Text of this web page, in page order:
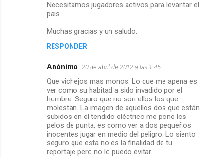
Necesitamos jugadores activos para levantar el
pais.
Muchas gracias y un saludo.
RESPONDER
Anónimo 20 de abril de 2012 a las 1:45
Que vichejos mas monos. Lo que me apena es
ver como su habitad a sido invadido por el
hombre. Seguro que no son ellos los que
molestan. La imagen de aquellos dos que están
subidos en el tendido eléctrico me pone los
pelos de punta, es como ver a dos pequeños
inocentes jugar en medio del peligro. Lo siento
seguro que esta no es la finalidad de tu
reportaje pero no lo puedo evitar.